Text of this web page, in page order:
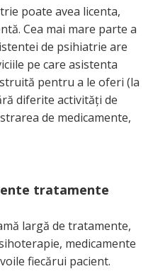
poate avea licenta,
Cea mai mare parte a
de psihiatrie are
pe care asistenta
pentru a le oferi (la
diferite activităţi de
de medicamente,
tratamente
largă de tratamente,
medicamente
fiecărui pacient.